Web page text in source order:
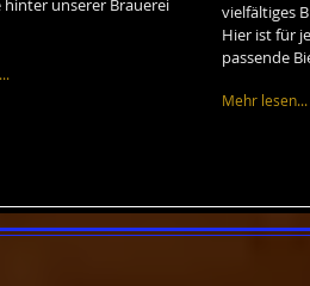
hinter unserer Brauerei
vielfältiges
Hier ist für
passende
Mehr lesen...